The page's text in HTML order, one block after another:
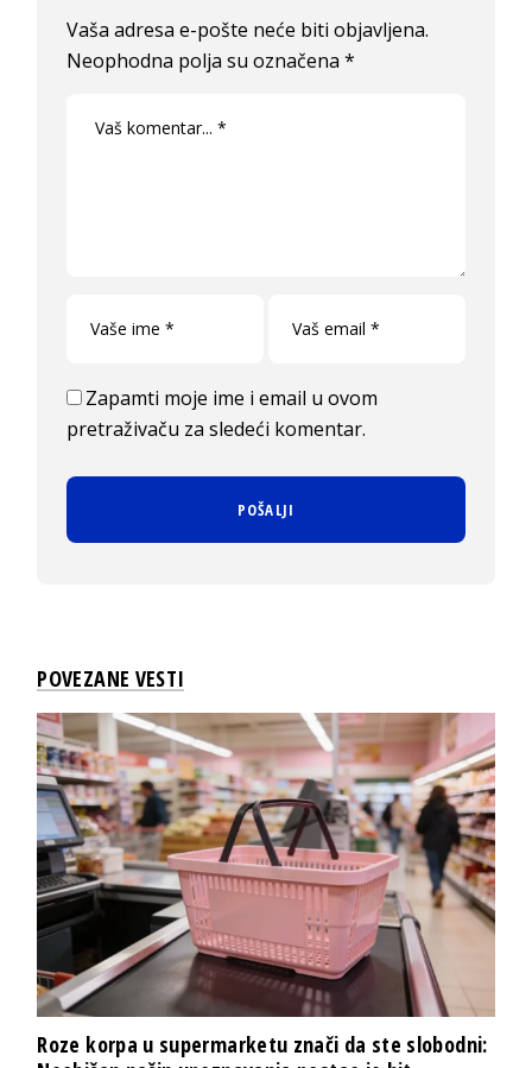
Vaša adresa e-pošte neće biti objavljena.
Neophodna polja su označena*
Zapamti moje ime i email u ovom
pretraživaču za sledeći komentar.
POVEZANE VESTI
Roze korpa u supermarketu znači da ste slobodni: